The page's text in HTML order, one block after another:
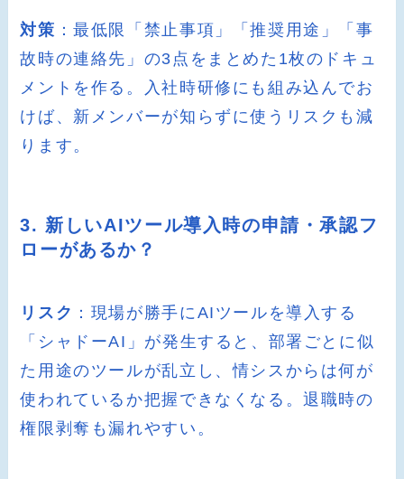
対策 ：最低限「禁止事項」「推奨用途」「事
故時の連絡先」の3点をまとめた1枚のドキュ
メントを作る。入社時研修にも組み込んでお
けば、新メンバーが知らずに使うリスクも減
ります。
3. 新しいAIツール導入時の申請・承認フ
ローがあるか？
リスク ：現場が勝手にAIツールを導入する
「シャドーAI」が発生すると、部署ごとに似
た用途のツールが乱立し、情シスからは何が
使われているか把握できなくなる。退職時の
権限剥奪も漏れやすい。